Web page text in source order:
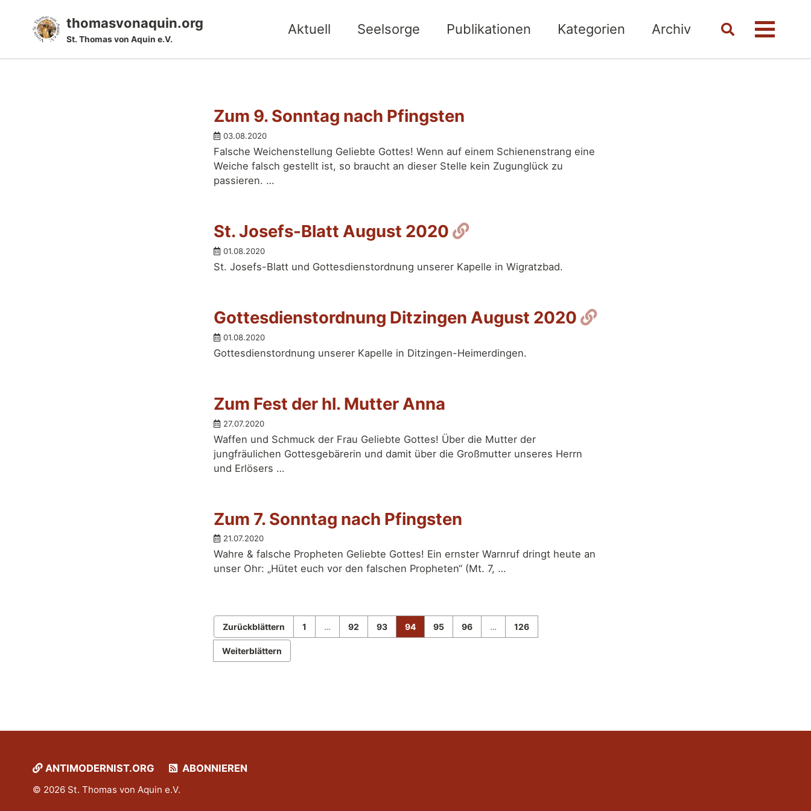
thomasvonaquin.org
St. Thomas von Aquin e.V.
Aktuell Seelsorge Publikationen Kategorien Archiv
ToggleMenü
Zum 9. Sonntag nach Pfingsten
03.08.2020
Falsche Weichenstellung Geliebte Gottes! Wenn auf einem Schienenstrang eine
Weiche falsch gestellt ist, so braucht an dieser Stelle kein Zugunglück zu
passieren. …
St. Josefs-Blatt August 2020 Permalink
01.08.2020
St. Josefs-Blatt und Gottesdienstordnung unserer Kapelle in Wigratzbad.
Gottesdienstordnung Ditzingen August 2020 Permalink
01.08.2020
Gottesdienstordnung unserer Kapelle in Ditzingen-Heimerdingen.
Zum Fest der hl. Mutter Anna
27.07.2020
Waffen und Schmuck der Frau Geliebte Gottes! Über die Mutter der
jungfräulichen Gottesgebärerin und damit über die Großmutter unseres Herrn
und Erlösers …
Zum 7. Sonntag nach Pfingsten
21.07.2020
Wahre & falsche Propheten Geliebte Gottes! Ein ernster Warnruf dringt heute an
unser Ohr: „Hütet euch vor den falschen Propheten“ (Mt. 7, …
Zurückblättern 1 … 92 93 94 95 96 … 126
Weiterblättern
ANTIMODERNIST.ORG ABONNIEREN
© 2026 St. Thomas von Aquin e.V.